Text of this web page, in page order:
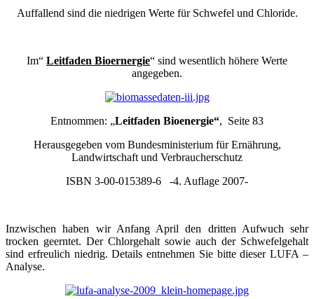
Auffallend sind die niedrigen Werte für Schwefel und Chloride.
Im“ Leitfaden Bioernergie“ sind wesentlich höhere Werte
angegeben.
Entnommen: „Leitfaden Bioenergie“, Seite 83
Herausgegeben vom Bundesministerium für Ernährung,
Landwirtschaft und Verbraucherschutz
ISBN 3-00-015389-6 -4. Auflage 2007-
Inzwischen haben wir Anfang April den dritten Aufwuch sehr
trocken geerntet. Der Chlorgehalt sowie auch der Schwefelgehalt
sind erfreulich niedrig. Details entnehmen Sie bitte dieser LUFA –
Analyse.